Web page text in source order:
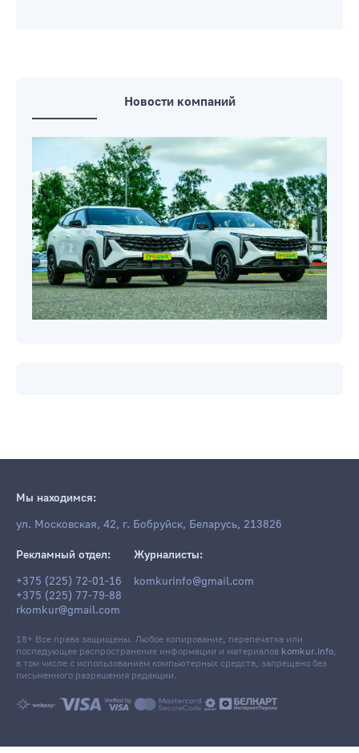
числе 11-летняя девочка
Новости компаний
Мы находимся:
ул. Московская, 42, г. Бобруйск, Беларусь, 213826
Рекламный отдел:
+375 (225) 77-79-88
Журналисты:
18+ Все права защищены. Любое копирование, перепечатка или